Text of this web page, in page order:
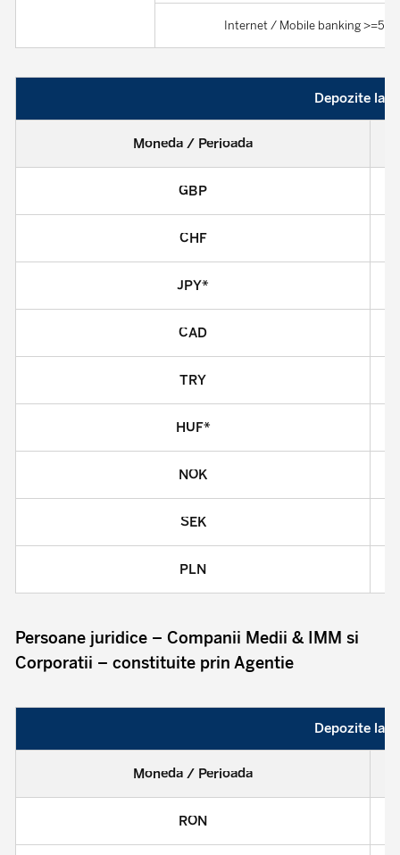
Internet / Mobile banking
Depozite la
Moneda / Perioada
GBP
CHF
JPY*
CAD
TRY
HUF*
NOK
SEK
PLN
Persoane juridice – Companii Medii & IMM si
Corporatii – constituite prin Agentie
Depozite la
Moneda / Perioada
RON